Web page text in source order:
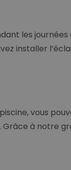
les
installer
vous
à notre